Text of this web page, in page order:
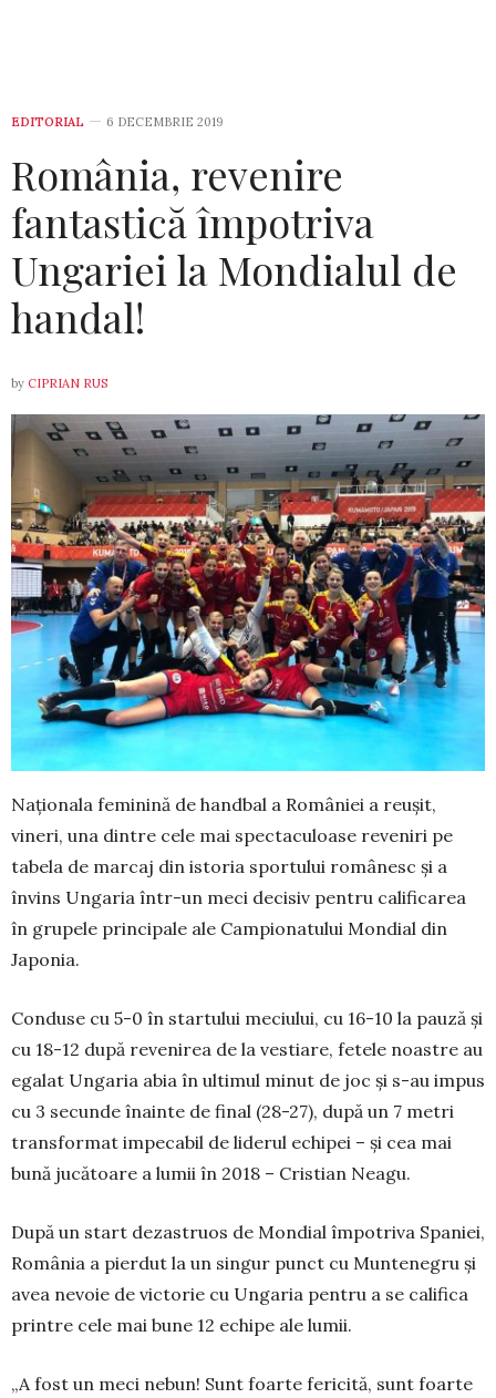
EDITORIAL 6 DECEMBRIE 2019
România, revenire
fantastică împotriva
Ungariei la Mondialul de
handal!
by CIPRIAN RUS
Naționala feminină de handbal a României a reușit,
vineri, una dintre cele mai spectaculoase reveniri pe
tabela de marcaj din istoria sportului românesc și a
învins Ungaria într-un meci decisiv pentru calificarea
în grupele principale ale Campionatului Mondial din
Japonia.
Conduse cu 5-0 în startului meciului, cu 16-10 la pauză și
cu 18-12 după revenirea de la vestiare, fetele noastre au
egalat Ungaria abia în ultimul minut de joc și s-au impus
cu 3 secunde înainte de final (28-27), după un 7 metri
transformat impecabil de liderul echipei – și cea mai
bună jucătoare a lumii în 2018 – Cristian Neagu.
După un start dezastruos de Mondial împotriva Spaniei,
România a pierdut la un singur punct cu Muntenegru și
avea nevoie de victorie cu Ungaria pentru a se califica
printre cele mai bune 12 echipe ale lumii.
„A fost un meci nebun! Sunt foarte fericită, sunt foarte